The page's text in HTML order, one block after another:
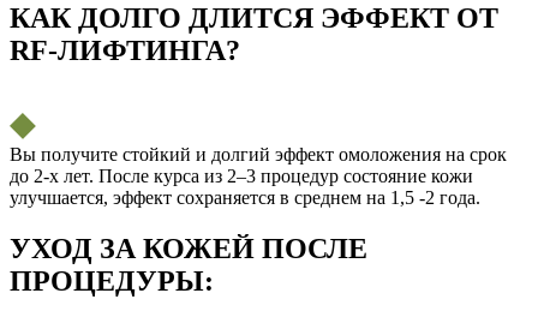
КАК ДОЛГО ДЛИТСЯ ЭФФЕКТ ОТ
RF-ЛИФТИНГА?
Вы получите стойкий и долгий эффект омоложения на срок
до 2-х лет. После курса из 2–3 процедур состояние кожи
улучшается, эффект сохраняется в среднем на 1,5 -2 года.
УХОД ЗА КОЖЕЙ ПОСЛЕ
ПРОЦЕДУРЫ: